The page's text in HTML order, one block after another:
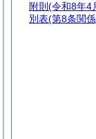
附則 (令和8年4
別表(第8条関